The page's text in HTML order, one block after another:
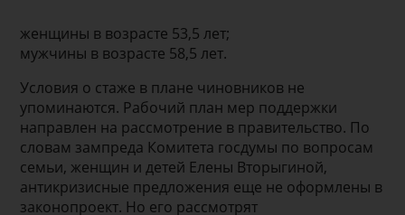
женщины в возрасте 53,5 лет;
мужчины в возрасте 58,5 лет.
Условия о стаже в плане чиновников не
упоминаются. Рабочий план мер поддержки
направлен на рассмотрение в правительство. По
словам зампреда Комитета госдумы по вопросам
семьи, женщин и детей Елены Вторыгиной,
антикризисные предложения еще не оформлены в
законопроект. Но его рассмотрят